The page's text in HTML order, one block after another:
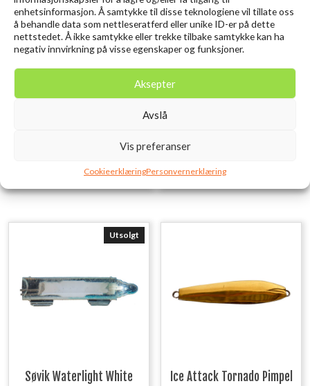
enhetsinformasjon. Å samtykke til disse teknologiene vil tillate oss
å behandle data som nettleseratferd eller unike ID-er på dette
nettstedet. Å ikke samtykke eller trekke tilbake samtykke kan ha
negativ innvirkning på visse egenskaper og funksjoner.
Aksepter
Avslå
Vis preferanser
CookieerklæringPersonvernerklæring
Dobbel 15x10x4 cm
Legg i ønskelisten
Grønn/Rød/Gul Owner #16
Utsolgt
Søvik Waterlight White
Ice Attack Tornado Pimpel